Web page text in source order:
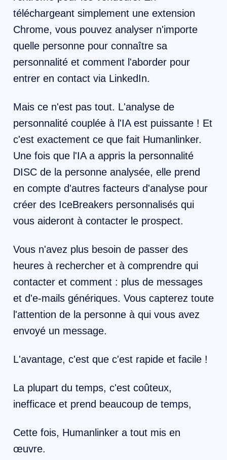
téléchargeant simplement une extension
Chrome, vous pouvez analyser n'importe
quelle personne pour connaître sa
personnalité et comment l'aborder pour
entrer en contact via LinkedIn.
Mais ce n'est pas tout. L'analyse de
personnalité couplée à l'IA est puissante ! Et
c'est exactement ce que fait Humanlinker.
Une fois que l'IA a appris la personnalité
DISC de la personne analysée, elle prend
en compte d'autres facteurs d'analyse pour
créer des IceBreakers personnalisés qui
vous aideront à contacter le prospect.
Vous n'avez plus besoin de passer des
heures à rechercher et à comprendre qui
contacter et comment : plus de messages
et d'e-mails génériques. Vous capterez toute
l'attention de la personne à qui vous avez
envoyé un message.
L'avantage, c'est que c'est rapide et facile !
La plupart du temps, c'est coûteux,
inefficace et prend beaucoup de temps,
Cette fois, Humanlinker a tout mis en
œuvre.